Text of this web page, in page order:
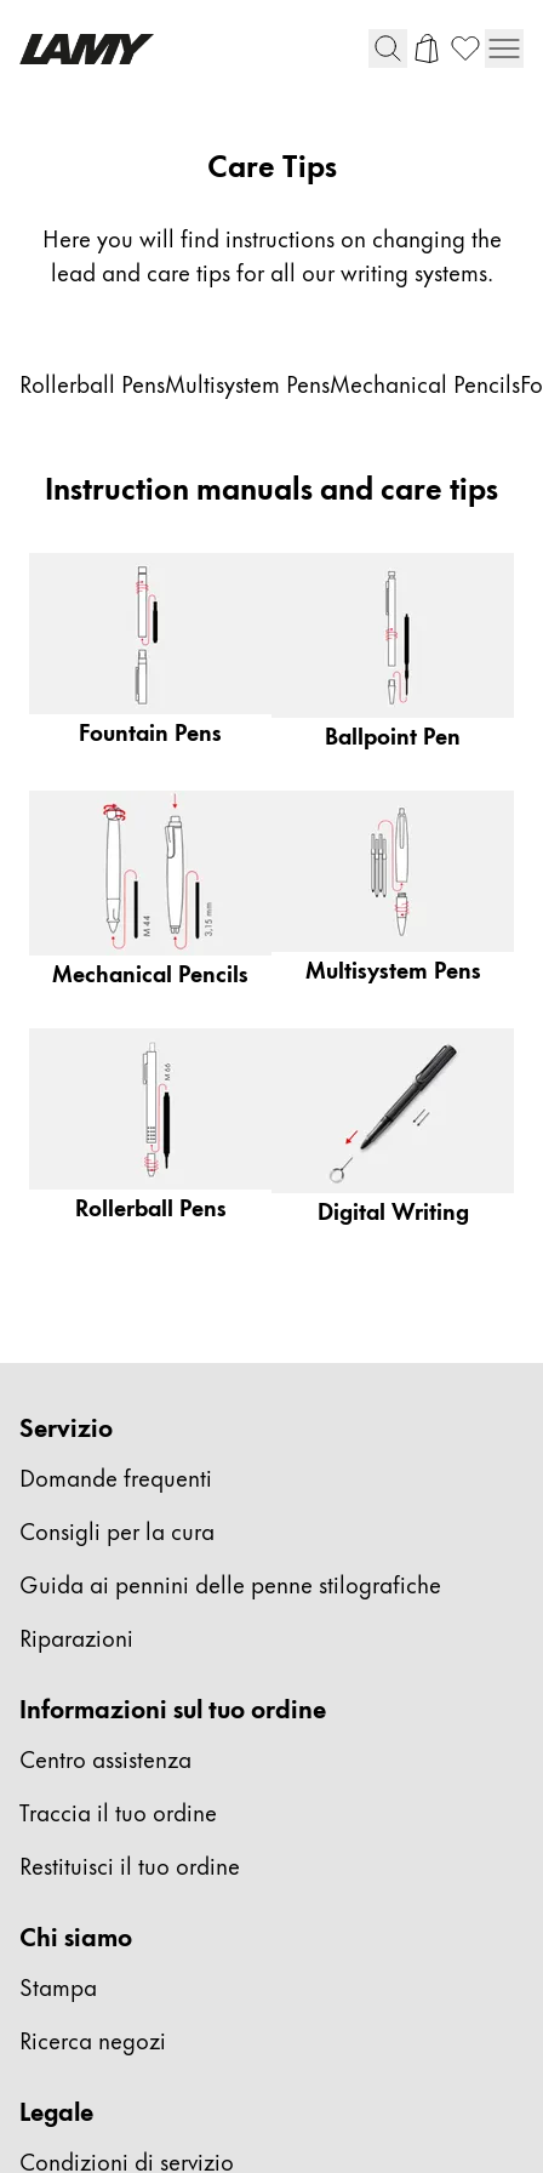
Penne a sfera
Matite
Penna roller
Scrittura digitale
Per Apple
Per Android
Pittura e disegno
Acquerello di colore
Matite colorate
Accessori
Attrezzature e accessori
Ricariche
Inchiostro
Ricambi
Pennini
Quaderni
Regali e incisione
Speciale vacanze
Laboratorio di calligrafia
Scrittura creativa
Azienda
Cultura aziendale
Qualità
Spirito pionieristico
Informazioni sul tuo ordine
IT/IT
Globale
La regione globale copre i paesi in cui Lamy non
Europa
Questa regione elenca i paesi con le lingue che
Ελληνικά
Poland
Care Tips
Here you will find instructions on changing the
lead and care tips for all our writing systems.
Subnavigation links to care tips topics
Rollerball PensMultisystem PensMechanical Pencils
Instruction manuals and care tips
Fountain Pens Ballpoint Pen
Mechanical Pencils Multisystem Pens
Rollerball Pens Digital Writing
Servizio
Domande frequenti
Consigli per la cura
Guida ai pennini delle penne stilografiche
Riparazioni
Informazioni sul tuo ordine
Centro assistenza
Traccia il tuo ordine
Restituisci il tuo ordine
Chi siamo
Stampa
Ricerca negozi
Legale
Condizioni di servizio